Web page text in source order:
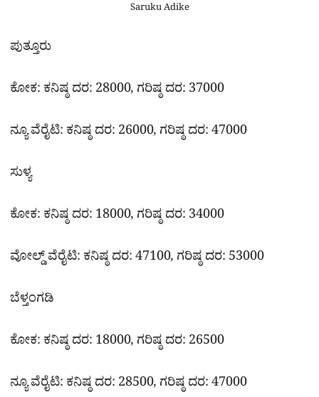
Saruku Adike
ಪುತ್ತೂರು
ಕೋಕ: ಕನಿಷ್ಠ ದರ: 28000, ಗರಿಷ್ಠ ದರ: 37000
ನ್ಯೂ ವೆರೈಟಿ: ಕನಿಷ್ಠ ದರ: 26000, ಗರಿಷ್ಠ ದರ: 47000
ಸುಳ್ಯ
ಕೋಕ: ಕನಿಷ್ಠ ದರ: 18000, ಗರಿಷ್ಠ ದರ: 34000
ವೋಲ್ಡ್ ವೆರೈಟಿ: ಕನಿಷ್ಠ ದರ: 47100, ಗರಿಷ್ಠ ದರ: 53000
ಬೆಳ್ತಂಗಡಿ
ಕೋಕ: ಕನಿಷ್ಠ ದರ: 18000, ಗರಿಷ್ಠ ದರ: 26500
ನ್ಯೂ ವೆರೈಟಿ: ಕನಿಷ್ಠ ದರ: 28500, ಗರಿಷ್ಠ ದರ: 47000